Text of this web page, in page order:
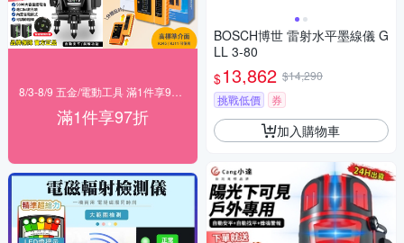
滿1件享97折
BOSCH博世 雷射水平墨線儀 G
LL 3-80
$13,862 $14,290
挑戰低價
券
加入購物車